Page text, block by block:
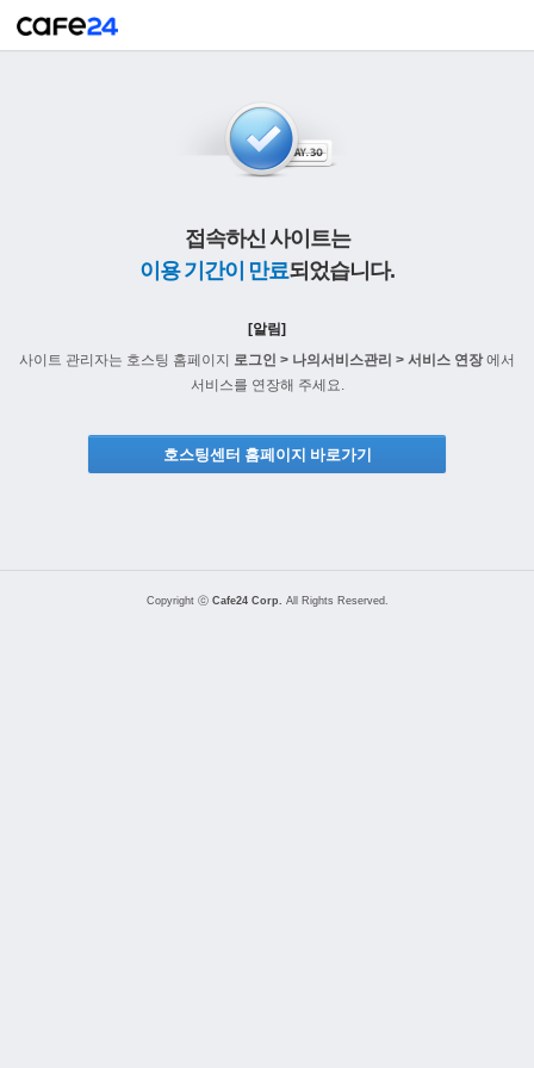
접속하신 사이트는
이용 기간이 만료되었습니다.
[알림]
사이트 관리자는 호스팅 홈페이지 로그인 > 나의서비스관리 > 서비스 연장에서
서비스를 연장해 주세요.
호스팅센터 홈페이지 바로가기
Copyright ⓒ Cafe24 Corp. All Rights Reserved.